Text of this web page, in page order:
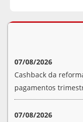
07/08/2026
Cashback da
pagamentos
07/08/2026